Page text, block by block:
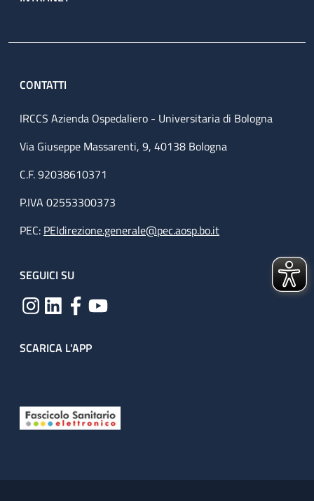
CONTATTI
IRCCS Azienda Ospedaliero - Universitaria di Bologna
Via Giuseppe Massarenti, 9, 40138 Bologna
C.F. 92038610371
P.IVA 02553300373
PEC: PEIdirezione.generale@pec.aosp.bo.it
SEGUICI SU
SCARICA L'APP